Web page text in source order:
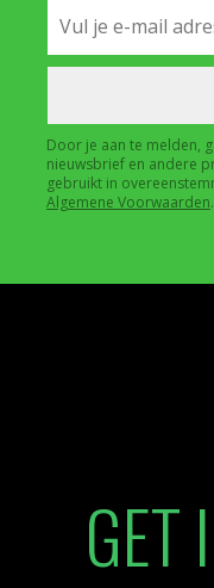
Door je aan te melden,
nieuwsbrief en andere
gebruikt in
Algemene Voorwaarden.
GET